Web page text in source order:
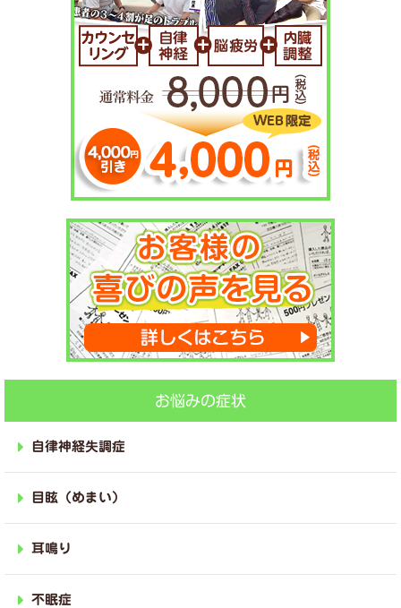
お悩みの症状
自律神経失調症
目眩（めまい）
耳鳴り
不眠症